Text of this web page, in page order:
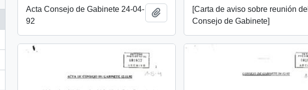
Acta Consejo de Gabinete 24-04-
92
Añadir al portapapeles
[Carta de aviso sobre reunión del
Consejo de Gabinete]